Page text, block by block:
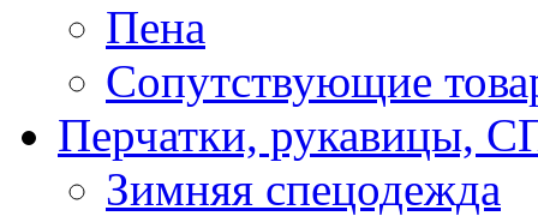
Пена
Сопутствующие
Перчатки,
Зимняя спецодежда